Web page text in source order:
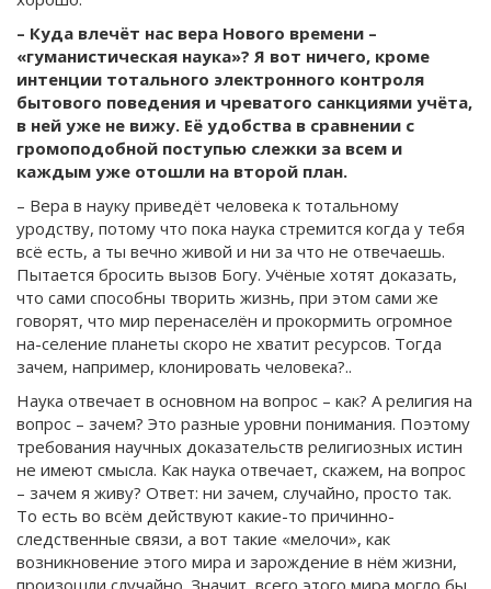
– Куда влечёт нас вера Нового времени –
«гуманистическая наука»? Я вот ничего, кроме
интенции тотального электронного контроля
бытового поведения и чреватого санкциями учёта,
в ней уже не вижу. Её удобства в сравнении с
громоподобной поступью слежки за всем и
каждым уже отошли на второй план.
– Вера в науку приведёт человека к тотальному
уродству, потому что пока наука стремится когда у тебя
всё есть, а ты вечно живой и ни за что не отвечаешь.
Пытается бросить вызов Богу. Учёные хотят доказать,
что сами способны творить жизнь, при этом сами же
говорят, что мир перенаселён и прокормить огромное
на-селение планеты скоро не хватит ресурсов. Тогда
зачем, например, клонировать человека?..
Наука отвечает в основном на вопрос – как? А религия на
вопрос – зачем? Это разные уровни понимания. Поэтому
требования научных доказательств религиозных истин
не имеют смысла. Как наука отвечает, скажем, на вопрос
– зачем я живу? Ответ: ни зачем, случайно, просто так.
То есть во всём действуют какие-то причинно-
следственные связи, а вот такие «мелочи», как
возникновение этого мира и зарождение в нём жизни,
произошли случайно. Значит, всего этого мира могло бы